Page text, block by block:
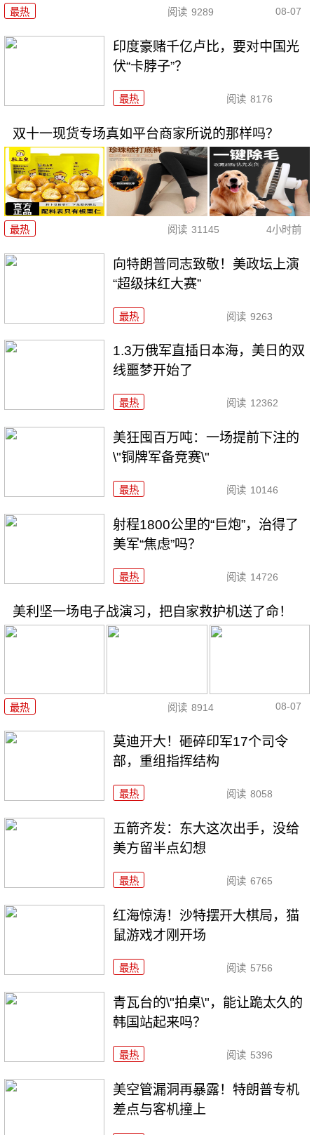
最热 阅读 9289 08-07
印度豪赌千亿卢比，要对中国光
伏“卡脖子”？
最热 阅读 8176
双十一现货专场真如平台商家所说的那样吗？
最热 阅读 31145 4小时前
向特朗普同志致敬！美政坛上演
“超级抹红大赛”
最热 阅读 9263
1.3万俄军直插日本海，美日的双
线噩梦开始了
最热 阅读 12362
美狂囤百万吨：一场提前下注的
\"铜牌军备竞赛\"
最热 阅读 10146
射程1800公里的“巨炮”，治得了
美军“焦虑”吗？
最热 阅读 14726
美利坚一场电子战演习，把自家救护机送了命！
最热 阅读 8914 08-07
莫迪开大！砸碎印军17个司令
部，重组指挥结构
最热 阅读 8058
五箭齐发：东大这次出手，没给
美方留半点幻想
最热 阅读 6765
红海惊涛！沙特摆开大棋局，猫
鼠游戏才刚开场
最热 阅读 5756
青瓦台的\"拍桌\"，能让跪太久的
韩国站起来吗？
最热 阅读 5396
美空管漏洞再暴露！特朗普专机
差点与客机撞上